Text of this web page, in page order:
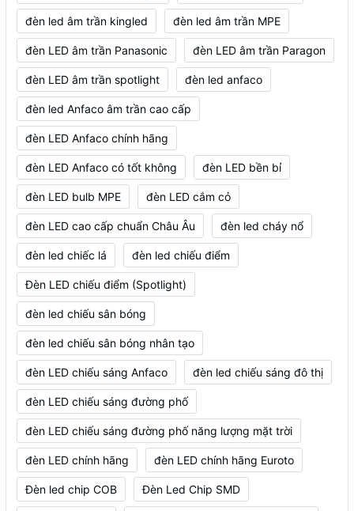
đèn led âm trần kingled đèn led âm trần MPE
đèn LED âm trần Panasonic đèn LED âm trần Paragon
đèn LED âm trần spotlight đèn led anfaco
đèn led Anfaco âm trần cao cấp
đèn LED Anfaco chính hãng
đèn LED Anfaco có tốt không đèn LED bền bỉ
đèn LED bulb MPE đèn LED cắm cỏ
đèn LED cao cấp chuẩn Châu Âu đèn led cháy nổ
đèn led chiếc lá đèn led chiếu điểm
Đèn LED chiếu điểm (Spotlight)
đèn led chiếu sân bóng
đèn led chiếu sân bóng nhân tạo
đèn LED chiếu sáng Anfaco đèn led chiếu sáng đô thị
đèn LED chiếu sáng đường phố
đèn LED chiếu sáng đường phố năng lượng mặt trời
đèn LED chính hãng đèn LED chính hãng Euroto
Đèn led chip COB Đèn Led Chip SMD